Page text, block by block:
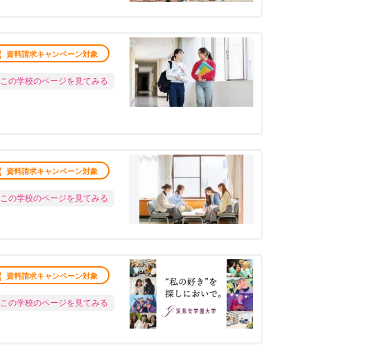
資料請求キャンペーン対象
この学校のページを見てみる
資料請求キャンペーン対象
この学校のページを見てみる
資料請求キャンペーン対象
この学校のページを見てみる